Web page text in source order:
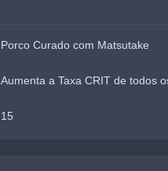
Porco Curado com Matsutake
Aumenta a Taxa CRIT de todos
15